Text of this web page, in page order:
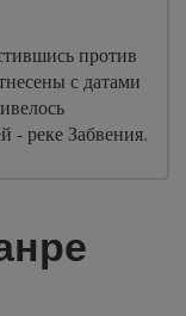
против
с датами
- реке Забвения.